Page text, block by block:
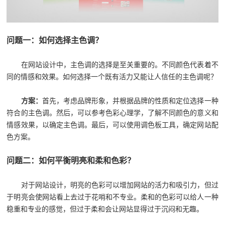
问题一：如何选择主色调？
在网站设计中，主色调的选择是至关重要的。不同颜色代表着不
同的情感和效果。如何选择一个既有活力又能让人信任的主色调呢？
方案： 首先，考虑品牌形象，并根据品牌的性质和定位选择一种
符合的主色调。然后，可以参考色彩心理学，了解不同颜色的意义和
情感效果，以确定主色调。最后，可以使用调色板工具，确定网站配
色方案。
问题二：如何平衡明亮和柔和色彩？
对于网站设计，明亮的色彩可以增加网站的活力和吸引力，但过
于明亮会使网站看上去过于花哨和不专业。柔和的色彩可以给人一种
稳重和专业的感觉，但过于柔和会让网站显得过于沉闷和无趣。